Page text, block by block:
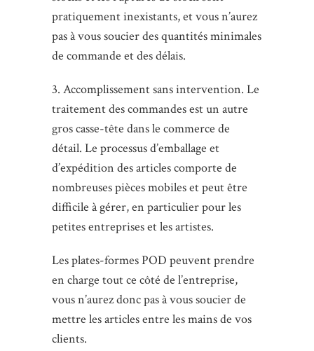
pratiquement inexistants, et vous n’aurez
pas à vous soucier des quantités minimales
de commande et des délais.
3. Accomplissement sans intervention. Le
traitement des commandes est un autre
gros casse-tête dans le commerce de
détail. Le processus d’emballage et
d’expédition des articles comporte de
nombreuses pièces mobiles et peut être
difficile à gérer, en particulier pour les
petites entreprises et les artistes.
Les plates-formes POD peuvent prendre
en charge tout ce côté de l’entreprise,
vous n’aurez donc pas à vous soucier de
mettre les articles entre les mains de vos
clients.